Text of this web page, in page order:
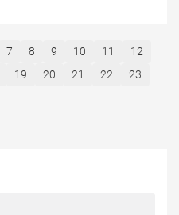
7 8 9 10 11
12
19 20 21 22
23